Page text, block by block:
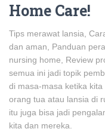
Home Care!
Tips merawat lansia,
dan aman, Panduan
nursing home, Review
semua ini jadi topik
di masa-masa ketika
orang tua atau lansia di
itu juga bisa jadi
kita dan mereka.